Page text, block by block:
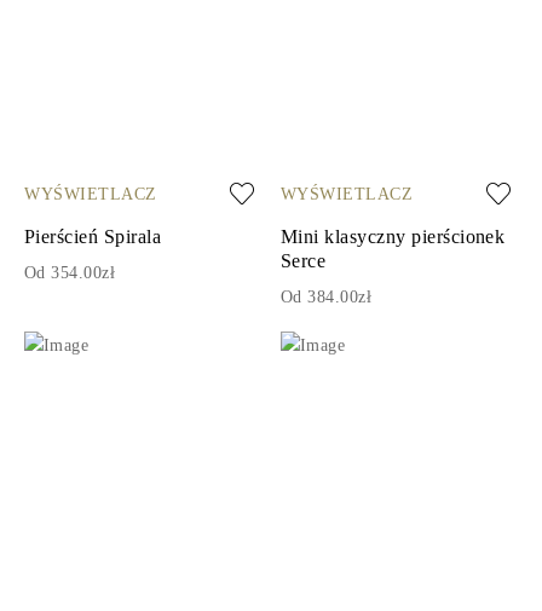
WYŚWIETLACZ
Pierścień Spirala
Od 354.00zł
WYŚWIETLACZ
Mini klasyczny pierścionek
Serce
Od 384.00zł